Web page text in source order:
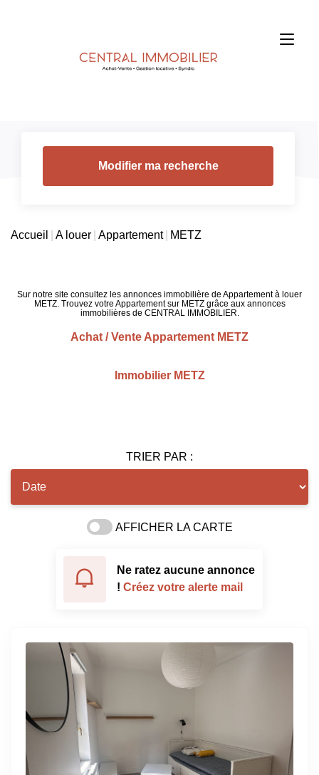
Modifier ma recherche
Accueil A louer Appartement METZ
Sur notre site consultez les annonces immobilière de Appartement à louer
METZ. Trouvez votre Appartement sur METZ grâce aux annonces
immobilières de CENTRAL IMMOBILIER.
Achat / Vente Appartement METZ
Immobilier METZ
TRIER PAR :
AFFICHER LA CARTE
Ne ratez aucune annonce
! Créez votre alerte mail